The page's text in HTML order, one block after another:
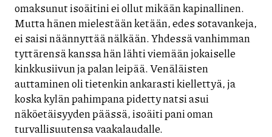
omaksunut isoäitini ei ollut mikään kapinallinen.
Mutta hänen mielestään ketään, edes sotavankeja,
ei saisi näännyttää nälkään. Yhdessä vanhimman
tyttärensä kanssa hän lähti viemään jokaiselle
kinkkusiivun ja palan leipää. Venäläisten
auttaminen oli tietenkin ankarasti kiellettyä, ja
koska kylän pahimpana pidetty natsi asui
näköetäisyyden päässä, isoäiti pani oman
turvallisuutensa vaakalaudalle.